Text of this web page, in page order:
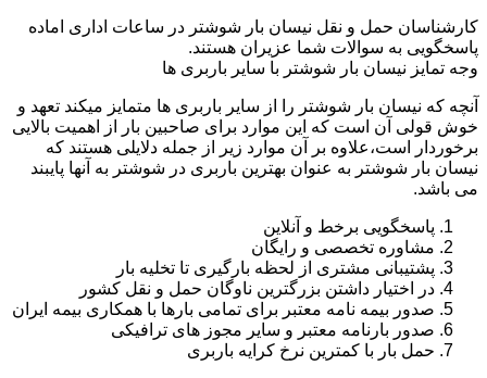
کارشناسان حمل و نقل نیسان بار شوشتر در ساعات اداری اماده
پاسخگویی به سوالات شما عزیران هستند.
وجه تمایز نیسان بار شوشتر با سایر باربری ها
آنچه که نیسان بار شوشتر را از سایر باربری ها متمایز میکند تعهد و
خوش قولی آن است که این موارد برای صاحبین بار از اهمیت بالایی
برخوردار است،علاوه بر آن موارد زیر از جمله دلایلی هستند که
نیسان بار شوشتر به عنوان بهترین باربری در شوشتر به آنها پایبند
می باشد.
پاسخگویی برخط و آنلاین
مشاوره تخصصی و رایگان
پشتیبانی مشتری از لحظه بارگیری تا تخلیه بار
در اختیار داشتن بزرگترین ناوگان حمل و نقل کشور
صدور بیمه نامه معتبر برای تمامی بارها با همکاری بیمه ایران
صدور بارنامه معتبر و سایر مجوز های ترافیکی
حمل بار با کمترین نرخ کرایه باربری